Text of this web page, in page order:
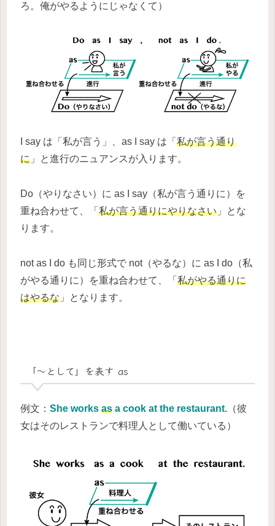
ろ。俺がやるようにじゃなくて）
I say は「私が言う」、as I say は「 私が言う通り
に 」と進行のニュアンスが入ります。
Do（やりなさい）に as I say（私が言う通りに）を
重ね合わせて、「 私が言う通りにやりなさい 」とな
ります。
not as I do も同じ形式で not（やるな）に as I do（私
がやる通りに）を重ね合わせて、「 私がやる通りに
はやるな 」となります。
「～として」を表す as
例文： She works as a cook at the restaurant. （彼
女はそのレストランで料理人として働いている）